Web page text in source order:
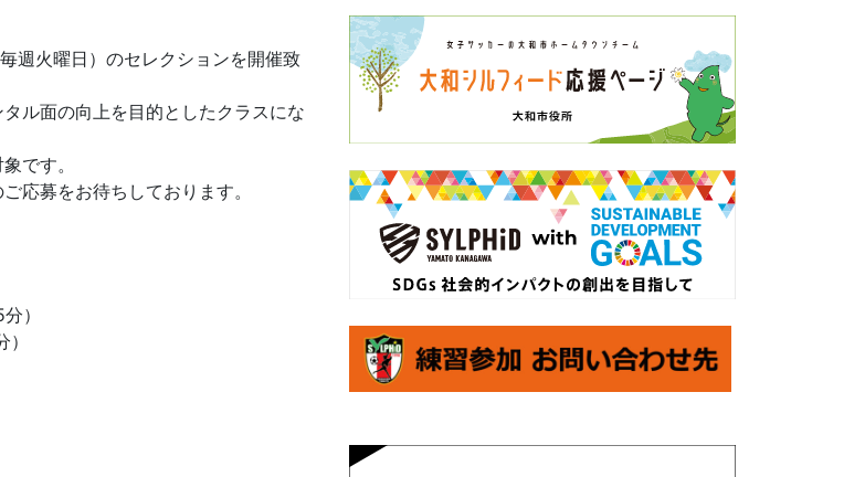
週火曜日）のセレクションを開催致
ル面の向上を目的としたクラスにな
です。
応募をお待ちしております。
）